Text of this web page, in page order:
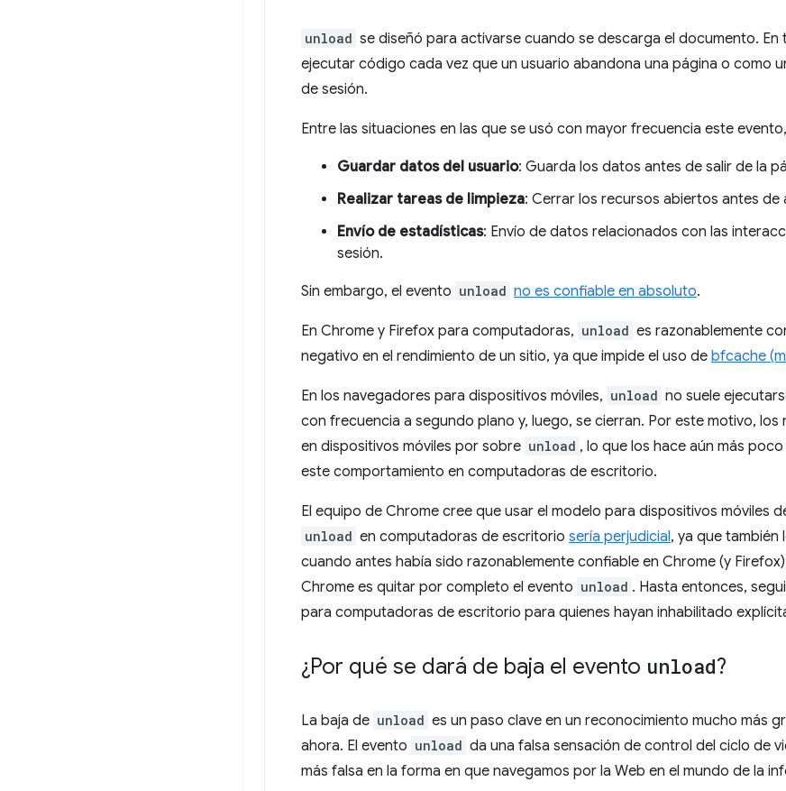
unload se diseñó para activarse cuando se descarga el documento. En
ejecutar código cada vez que un usuario abandona una página o como
de sesión.
Entre las situaciones en las que se usó con mayor frecuencia este
Guardar datos del usuario: Guarda los datos antes de salir de la
Realizar tareas de limpieza: Cerrar los recursos abiertos antes de
Envío de estadísticas: Envío de datos relacionados con las
sesión.
Sin embargo, el evento unload no es confiable en absoluto.
En Chrome y Firefox para computadoras, unload es razonablemente
negativo en el rendimiento de un sitio, ya que impide el uso de bfcache
En los navegadores para dispositivos móviles, unload no suele
con frecuencia a segundo plano y, luego, se cierran. Por este motivo,
en dispositivos móviles por sobre unload , lo que los hace aún más
este comportamiento en computadoras de escritorio.
El equipo de Chrome cree que usar el modelo para dispositivos móviles
unload en computadoras de escritorio sería perjudicial, ya que también
cuando antes había sido razonablemente confiable en Chrome (y
Chrome es quitar por completo el evento unload . Hasta entonces,
para computadoras de escritorio para quienes hayan inhabilitado
¿Por qué se dará de baja el evento unload?
La baja de unload es un paso clave en un reconocimiento mucho más
ahora. El evento unload da una falsa sensación de control del ciclo de
más falsa en la forma en que navegamos por la Web en el mundo de la